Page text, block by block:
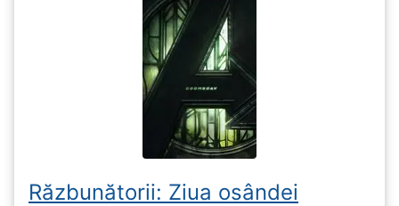
Răzbunătorii: Ziua osândei